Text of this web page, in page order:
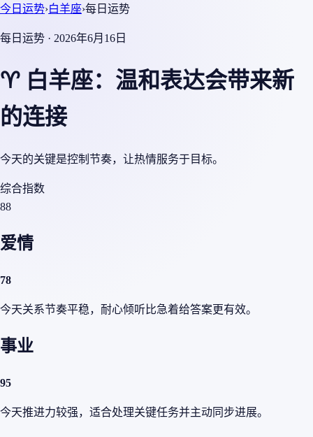
今日运势›白羊座›每日运势
每日运势 · 2026年6月16日
♈ 白羊座：温和表达会带来新
的连接
今天的关键是控制节奏，让热情服务于目标。
综合指数
88
爱情
78
今天关系节奏平稳，耐心倾听比急着给答案更有效。
事业
95
今天推进力较强，适合处理关键任务并主动同步进展。